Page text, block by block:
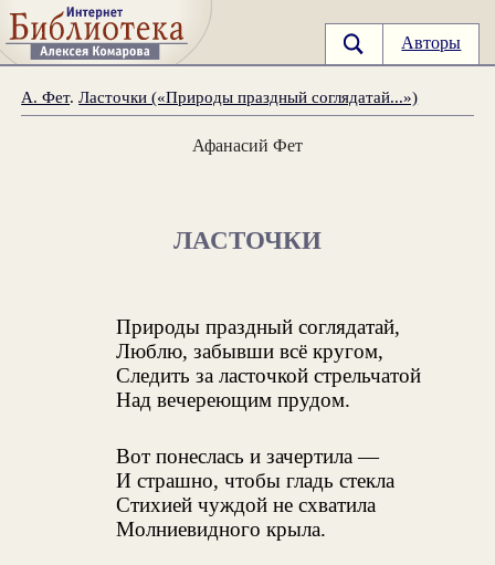
Авторы
А. Фет.Ласточки («Природы праздный соглядатай...»)
Афанасий Фет
ЛАСТОЧКИ
Природы праздный соглядатай,
Люблю, забывши всё кругом,
Следить за ласточкой стрельчатой
Над вечереющим прудом.
Вот понеслась и зачертила —
И страшно, чтобы гладь стекла
Стихией чуждой не схватила
Молниевидного крыла.